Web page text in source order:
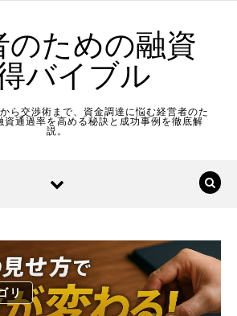
のための融資
バイブル
ら交渉術まで、資金調達に悩む経営者のた
資通過率を高める秘訣と成功事例を徹底解
説。
リ